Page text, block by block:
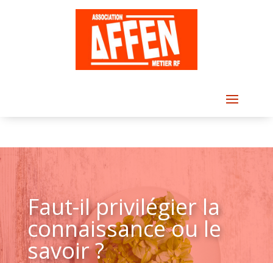
Faut-il privilégier la
connaissance ou le
savoir ?